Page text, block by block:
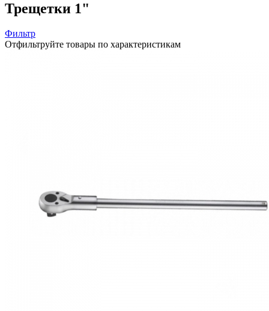
Трещетки 1"
Фильтр
Отфильтруйте товары по характеристикам